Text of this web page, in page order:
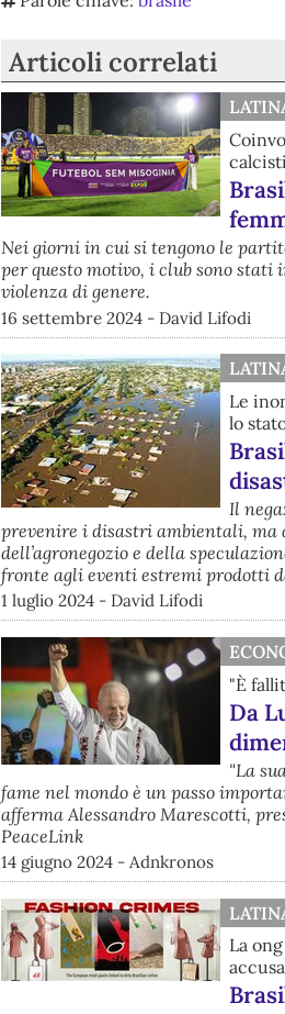
Articoli correlati
Nei giorni in cui si tengono le
per questo motivo, i club sono
violenza di genere.
16 settembre 2024 - David Lifodi
Le
lo
Il
prevenire i disastri ambientali, ma
dell’agronegozio e della
fronte agli eventi estremi prodotti
1 luglio 2024 - David Lifodi
"È
Da
"La
fame nel mondo è un passo
afferma Alessandro Marescotti,
PeaceLink
14 giugno 2024 - Adnkronos
La